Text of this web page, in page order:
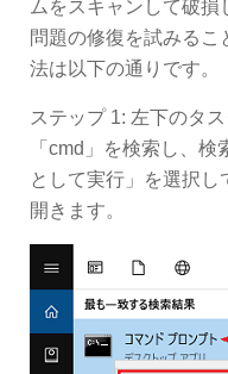
ムをスキャンして破
問題の修復を試みる
法は以下の通りです。
ステップ 1: 左下のタ
「cmd」を検索し、
として実行」を選択し
開きます。